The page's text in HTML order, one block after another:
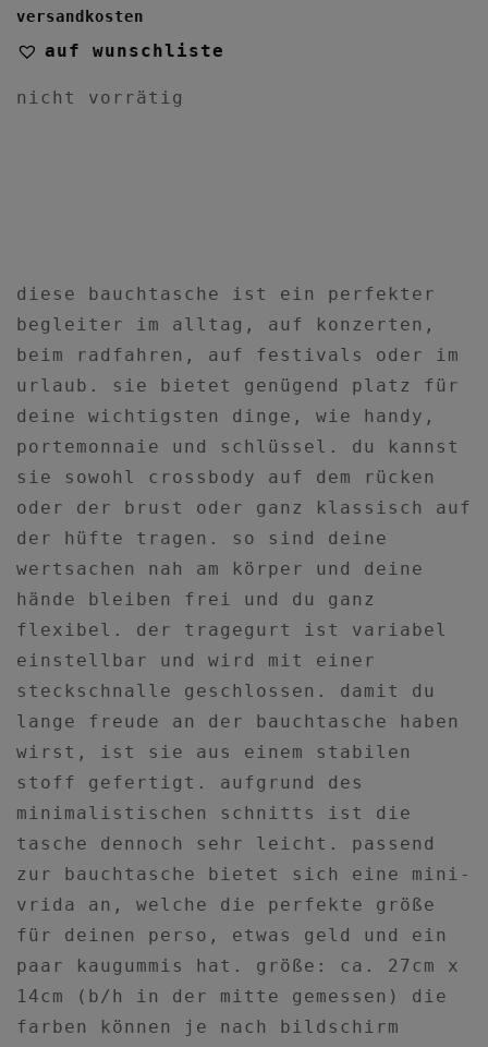
versandkosten
auf wunschliste
nicht vorrätig
diese bauchtasche ist ein perfekter
begleiter im alltag, auf konzerten,
beim radfahren, auf festivals oder im
urlaub. sie bietet genügend platz für
deine wichtigsten dinge, wie handy,
portemonnaie und schlüssel. du kannst
sie sowohl crossbody auf dem rücken
oder der brust oder ganz klassisch auf
der hüfte tragen. so sind deine
wertsachen nah am körper und deine
hände bleiben frei und du ganz
flexibel. der tragegurt ist variabel
einstellbar und wird mit einer
steckschnalle geschlossen. damit du
lange freude an der bauchtasche haben
wirst, ist sie aus einem stabilen
stoff gefertigt. aufgrund des
minimalistischen schnitts ist die
tasche dennoch sehr leicht. passend
zur bauchtasche bietet sich eine mini-
vrida an, welche die perfekte größe
für deinen perso, etwas geld und ein
paar kaugummis hat. größe: ca. 27cm x
14cm (b/h in der mitte gemessen) die
farben können je nach bildschirm